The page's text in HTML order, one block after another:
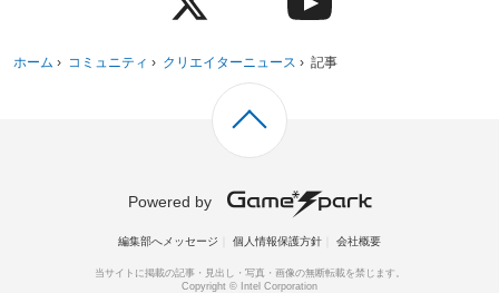
ホーム › コミュニティ › クリエイターニュース › 記事
Powered by
編集部へメッセージ 個人情報保護方針 会社概要
当サイトに掲載の記事・見出し・写真・画像の無断転載を禁じます。
Copyright © Intel Corporation